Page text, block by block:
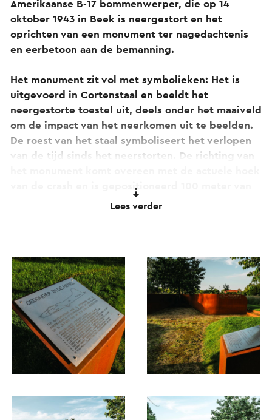
Amerikaanse B-17 bommenwerper, die op 14
oktober 1943 in Beek is neergestort en het
oprichten van een monument ter nagedachtenis
en eerbetoon aan de bemanning.
Het monument zit vol met symbolieken: Het is
uitgevoerd in Cortenstaal en beeldt het
neergestorte toestel uit, deels onder het maaiveld
om de impact van het neerkomen uit te beelden.
De roest van het staal symboliseert het verlopen
van de tijd sinds het neerstorten. De richting van
van de crash en is gepositioneerd 100 meter van
de feitelijke crash locatie, dat iets naar het zuiden
ware het kogels. Op de romp is de boodschap van
het monument afgebeeld: “VRIJHEID IS NIET
VANZELFSPREKEND”
Rondom het monument zijn tien fruitbomen
geplant, één voor elk bemanningslid. Deze bomen
symboliseren de vruchten, die wij kunnen plukken
van de opofferingen van de bemanningsleden. In
teken van nieuw leven. Een bank biedt een
rustpunt ter reflectie. Op de rugleuning staat de
Lees verder